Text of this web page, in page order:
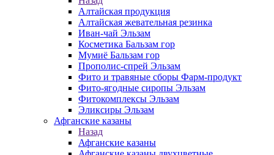
Алтайская продукция
Алтайская жевательная резинка
Иван-чай Эльзам
Косметика Бальзам гор
Мумиё Бальзам гор
Прополис-спрей Эльзам
Фито и травяные сборы Фарм-продукт
Фито-ягодные сиропы Эльзам
Фитокомплексы Эльзам
Эликсиры Эльзам
Афганские казаны
Назад
Афганские казаны